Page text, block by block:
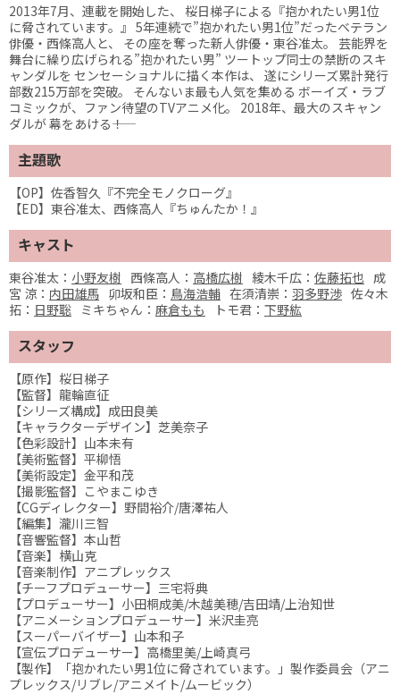
2013年7月、連載を開始した、 桜日梯子による『抱かれたい男1位
に脅されています。』 5年連続で”抱かれたい男1位”だったベテラン
俳優・西條高人と、 その座を奪った新人俳優・東谷准太。 芸能界を
舞台に繰り広げられる”抱かれたい男” ツートップ同士の禁断のスキ
ャンダルを センセーショナルに描く本作は、 遂にシリーズ累計発行
部数215万部を突破。 そんないま最も人気を集める ボーイズ・ラブ
コミックが、ファン待望のTVアニメ化。 2018年、最大のスキャン
ダルが 幕をあける――！
主題歌
【OP】佐香智久『不完全モノクローグ』
【ED】東谷准太、西條高人『ちゅんたか！』
キャスト
東谷准太： 小野友樹 西條高人： 高橋広樹 綾木千広： 佐藤拓也 成
宮 涼： 内田雄馬 卯坂和臣： 鳥海浩輔 在須清崇： 羽多野渉 佐々木
拓： 日野聡 ミキちゃん： 麻倉もも トモ君： 下野紘
スタッフ
【原作】桜日梯子
【監督】龍輪直征
【シリーズ構成】成田良美
【キャラクターデザイン】芝美奈子
【色彩設計】山本未有
【美術監督】平柳悟
【美術設定】金平和茂
【撮影監督】こやまこゆき
【CGディレクター】野間裕介/唐澤祐人
【編集】瀧川三智
【音響監督】本山哲
【音楽】横山克
【音楽制作】アニプレックス
【チーフプロデューサー】三宅将典
【プロデューサー】小田桐成美/木越美穂/吉田靖/上治知世
【アニメーションプロデューサー】米沢圭亮
【スーパーバイザー】山本和子
【宣伝プロデューサー】高橋里美/上崎真弓
【製作】「抱かれたい男1位に脅されています。」製作委員会（アニ
プレックス/リブレ/アニメイト/ムービック）